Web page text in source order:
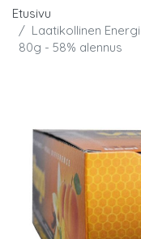
Etusivu
Laatikollinen
80g - 58% alennus